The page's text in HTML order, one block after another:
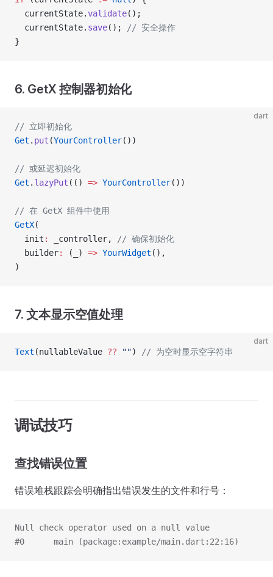
  currentState.
validate();
  currentState.
save();
// 安全操作
}
6. GetX 控制器初始化
dart
// 立即初始化
Get . put (YourController())
// 或延迟初始化
Get . lazyPut (() => YourController())
// 在 GetX 组件中使用
GetX(
  init
: _controller,
// 确保初始化
  builder
: (_) => YourWidget (),
)
7. 文本显示空值处理
dart
Text (nullableValue ?? "") // 为空时显示空字符串
调试技巧
查找错误位置
错误堆栈跟踪会明确指出错误发生的文件和行号：
Null check operator used on a null value
#0      main (package:example/main.dart:22:16)